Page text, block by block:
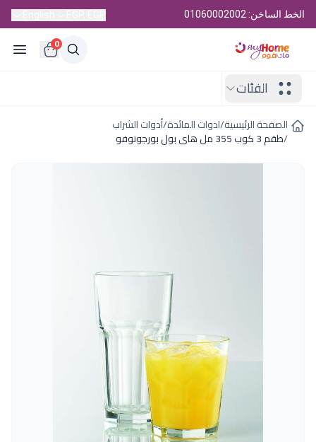
الخط الساخن: 01060002002
0
الفئات
الصفحة الرئيسية/ادوات المائدة/أدوات الشراب
/طقم 3 كوب 355 مل هاى بول بورجونوفو